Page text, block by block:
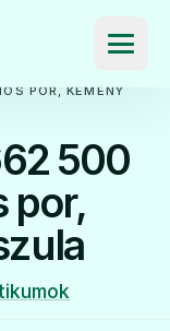
POR, KEMÉNY
500
por,